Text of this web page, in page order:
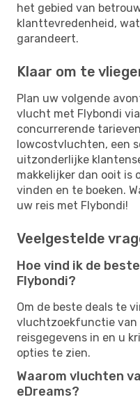
het gebied van
klanttevredenheid,
garandeert.
Klaar om te
Plan uw volgende
vlucht met Flybondi
concurrerende
lowcostvluchten, een
uitzonderlijke
makkelijker dan ooit
vinden en te boeken.
uw reis met Flybondi!
Veelgestelde
Hoe vind ik de
Flybondi?
Om de beste deals te
vluchtzoekfunctie van
reisgegevens in en u
opties te zien.
Waarom vluchten
eDreams?